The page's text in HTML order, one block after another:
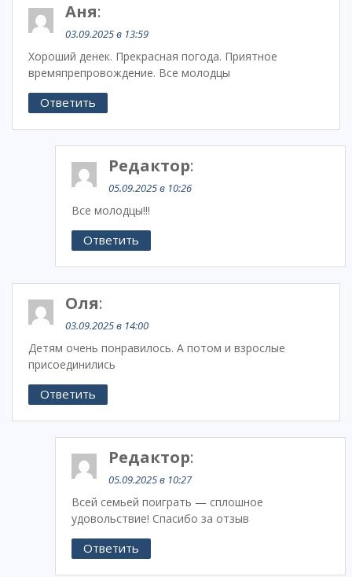
Аня:
03.09.2025 в 13:59
Хороший денек. Прекрасная погода. Приятное
времяпрепровождение. Все молодцы
Ответить
Редактор:
05.09.2025 в 10:26
Все молодцы!!!
Ответить
Оля:
03.09.2025 в 14:00
Детям очень понравилось. А потом и взрослые
присоединились
Ответить
Редактор:
05.09.2025 в 10:27
Всей семьей поиграть — сплошное
удовольствие! Спасибо за отзыв
Ответить